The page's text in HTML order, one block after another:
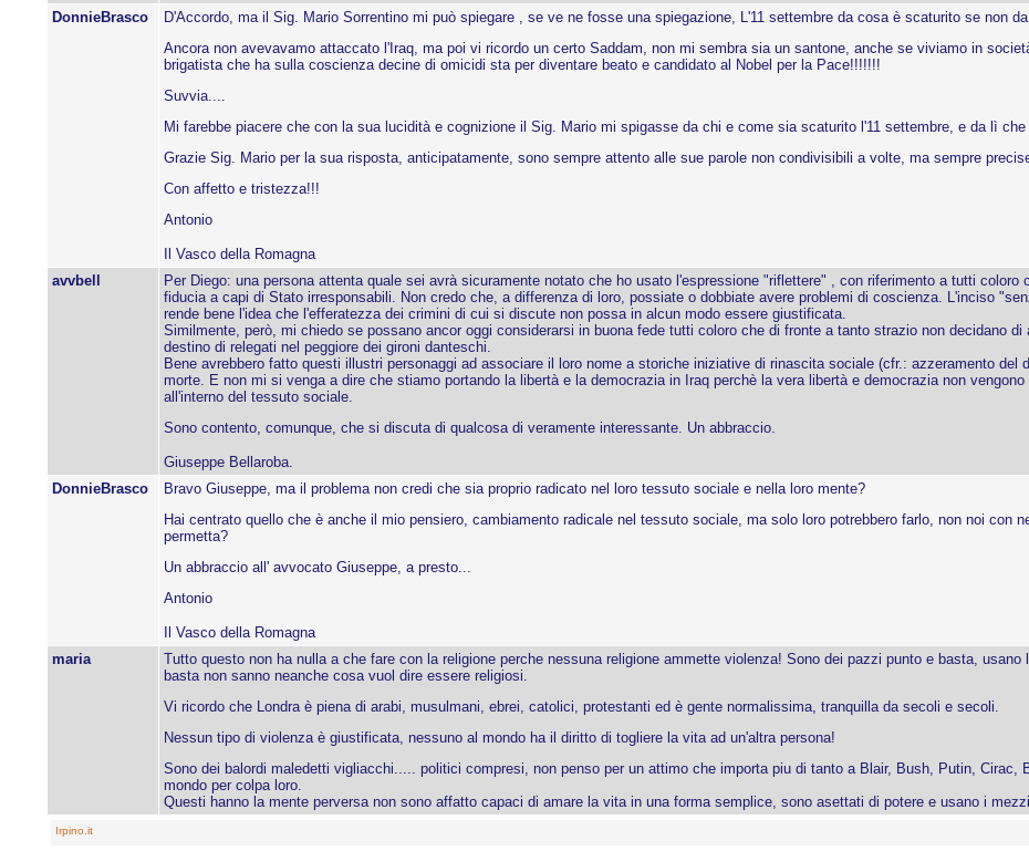
DonnieBrasco
D'Accordo, ma il Sig. Mario Sorrentino mi può spiegare , se ve ne fosse una spiegazione, L'11 settembre da cosa è scaturito se non
Ancora non avevavamo attaccato l'Iraq, ma poi vi ricordo un certo Saddam, non mi sembra sia un santone, anche se viviamo in
brigatista che ha sulla coscienza decine di omicidi sta per diventare beato e candidato al Nobel per la Pace!!!!!!!
Suvvia....
Mi farebbe piacere che con la sua lucidità e cognizione il Sig. Mario mi spigasse da chi e come sia scaturito l'11 settembre, e da lì
Grazie Sig. Mario per la sua risposta, anticipatamente, sono sempre attento alle sue parole non condivisibili a volte, ma sempre
Con affetto e tristezza!!!
Antonio
Il Vasco della Romagna
avvbell
Per Diego: una persona attenta quale sei avrà sicuramente notato che ho usato l'espressione "riflettere" , con riferimento a tutti
fiducia a capi di Stato irresponsabili. Non credo che, a differenza di loro, possiate o dobbiate avere problemi di coscienza. L'inciso
rende bene l'idea che l'efferatezza dei crimini di cui si discute non possa in alcun modo essere giustificata.
Similmente, però, mi chiedo se possano ancor oggi considerarsi in buona fede tutti coloro che di fronte a tanto strazio non decidano
destino di relegati nel peggiore dei gironi danteschi.
Bene avrebbero fatto questi illustri personaggi ad associare il loro nome a storiche iniziative di rinascita sociale (cfr.: azzeramento
morte. E non mi si venga a dire che stiamo portando la libertà e la democrazia in Iraq perchè la vera libertà e democrazia non
all'interno del tessuto sociale.
Sono contento, comunque, che si discuta di qualcosa di veramente interessante. Un abbraccio.
Giuseppe Bellaroba.
DonnieBrasco
Bravo Giuseppe, ma il problema non credi che sia proprio radicato nel loro tessuto sociale e nella loro mente?
Hai centrato quello che è anche il mio pensiero, cambiamento radicale nel tessuto sociale, ma solo loro potrebbero farlo, non noi con
permetta?
Un abbraccio all' avvocato Giuseppe, a presto...
Antonio
Il Vasco della Romagna
maria
Tutto questo non ha nulla a che fare con la religione perche nessuna religione ammette violenza! Sono dei pazzi punto e basta,
basta non sanno neanche cosa vuol dire essere religiosi.
Vi ricordo che Londra è piena di arabi, musulmani, ebrei, catolici, protestanti ed è gente normalissima, tranquilla da secoli e secoli.
Nessun tipo di violenza è giustificata, nessuno al mondo ha il diritto di togliere la vita ad un'altra persona!
Sono dei balordi maledetti vigliacchi..... politici compresi, non penso per un attimo che importa piu di tanto a Blair, Bush, Putin, Cirac,
mondo per colpa loro.
Questi hanno la mente perversa non sono affatto capaci di amare la vita in una forma semplice, sono asettati di potere e usano i
Irpino.it